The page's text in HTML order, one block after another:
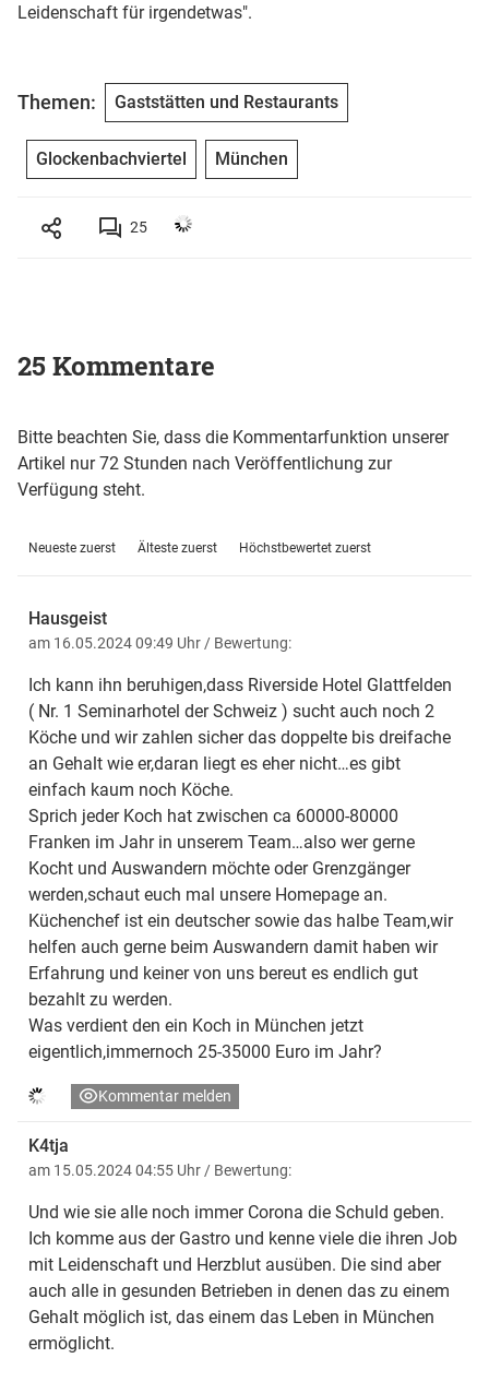
Leidenschaft für irgendetwas".
Themen: Gaststätten und Restaurants
Glockenbachviertel München
25
25 Kommentare
Bitte beachten Sie, dass die Kommentarfunktion unserer
Artikel nur 72 Stunden nach Veröffentlichung zur
Verfügung steht.
Neueste zuerst Älteste zuerst Höchstbewertet zuerst
Hausgeist
am 16.05.2024 09:49 Uhr / Bewertung:
Ich kann ihn beruhigen,dass Riverside Hotel Glattfelden
( Nr. 1 Seminarhotel der Schweiz ) sucht auch noch 2
Köche und wir zahlen sicher das doppelte bis dreifache
an Gehalt wie er,daran liegt es eher nicht…es gibt
einfach kaum noch Köche.
Sprich jeder Koch hat zwischen ca 60000-80000
Franken im Jahr in unserem Team…also wer gerne
Kocht und Auswandern möchte oder Grenzgänger
werden,schaut euch mal unsere Homepage an.
Küchenchef ist ein deutscher sowie das halbe Team,wir
helfen auch gerne beim Auswandern damit haben wir
Erfahrung und keiner von uns bereut es endlich gut
bezahlt zu werden.
Was verdient den ein Koch in München jetzt
eigentlich,immernoch 25-35000 Euro im Jahr?
Kommentar melden
K4tja
am 15.05.2024 04:55 Uhr / Bewertung:
Und wie sie alle noch immer Corona die Schuld geben.
Ich komme aus der Gastro und kenne viele die ihren Job
mit Leidenschaft und Herzblut ausüben. Die sind aber
auch alle in gesunden Betrieben in denen das zu einem
Gehalt möglich ist, das einem das Leben in München
ermöglicht.